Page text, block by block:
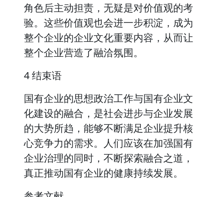
角色后主动担责，无疑是对价值观的考
验。这些价值观也会进一步积淀，成为
整个企业的企业文化重要内容，从而让
整个企业营造了融洽氛围。
4 结束语
国有企业的思想政治工作与国有企业文
化建设的融合，是社会进步与企业发展
的大势所趋，能够不断满足企业提升核
心竞争力的需求。人们应该在加强国有
企业治理的同时，不断探索融合之道，
真正推动国有企业的健康持续发展。